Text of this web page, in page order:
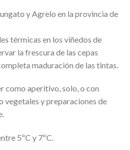
y Agrelo en la provincia de
térmicas en los viñedos de
la frescura de las cepas
maduración de las tintas.
como aperitivo, solo, o con
vegetales y preparaciones de
5ºC y 7ºC.